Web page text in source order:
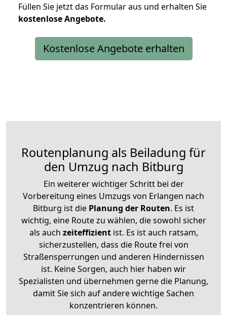
Füllen Sie jetzt das Formular aus und erhalten Sie
kostenloseAngebote.
Kostenlose Angebote erhalten
Routenplanung als Beiladung für
den Umzug nach Bitburg
Ein weiterer wichtiger Schritt bei der
Vorbereitung eines Umzugs von Erlangen nach
Bitburg ist die Planung der Routen. Es ist
wichtig, eine Route zu wählen, die sowohl sicher
als auch zeiteffizientist. Es ist auch ratsam,
sicherzustellen, dass die Route frei von
Straßensperrungen und anderen Hindernissen
ist. Keine Sorgen, auch hier haben wir
Spezialisten und übernehmen gerne die Planung,
damit Sie sich auf andere wichtige Sachen
konzentrieren können.